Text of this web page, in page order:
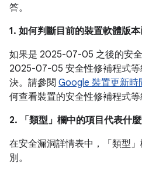
答。
1. 如何判斷目前的裝置軟體版
如果是 2025-07-05 之後的安
2025-07-05 安全性修補程式
決。請參閱 Google 裝置更新時
何查看裝置的安全性修補程式等
2. 「類型」 欄中的項目代表什
在安全漏洞詳情表中，「類型」
別。